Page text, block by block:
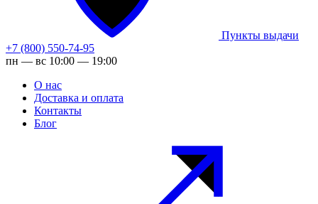
Пункты выдачи
+7 (800) 550-74-95
пн — вс 10:00 — 19:00
О нас
Доставка и оплата
Контакты
Блог